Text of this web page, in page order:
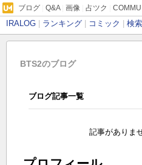
ブログ Q&A| 画像 占ツク COMMU
IRALOG ランキング コミック 検索
BTS2のブログ
ブログ記事一覧
記事がありま